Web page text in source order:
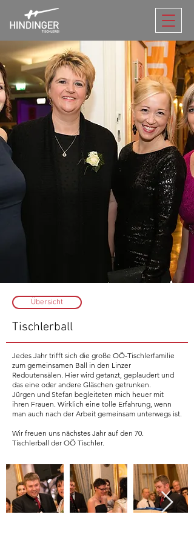
Übersicht
Tischlerball
Jedes Jahr trifft sich die große OÖ-Tischlerfamilie
zum gemeinsamen Ball in den Linzer
Redoutensälen. Hier wird getanzt, geplaudert und
das eine oder andere Gläschen getrunken.
Jürgen und Stefan begleiteten mich heuer mit
ihren Frauen. Wirklich eine tolle Erfahrung, wenn
man auch nach der Arbeit gemeinsam unterwegs ist.
Wir freuen uns nächstes Jahr auf den 70.
Tischlerball der OÖ Tischler.